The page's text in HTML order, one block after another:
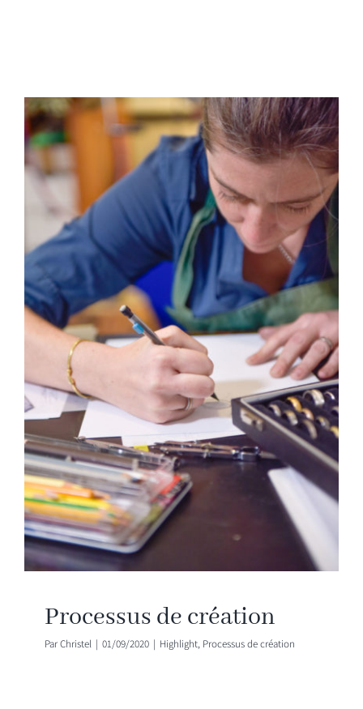
Processus de création
ParChristel | 01/09/2020 | Highlight, Processus de création